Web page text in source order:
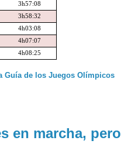
3h57:08
3h58:32
4h03:08
4h07:07
4h08:25
Guía de los Juegos Olímpicos
en marcha, pero